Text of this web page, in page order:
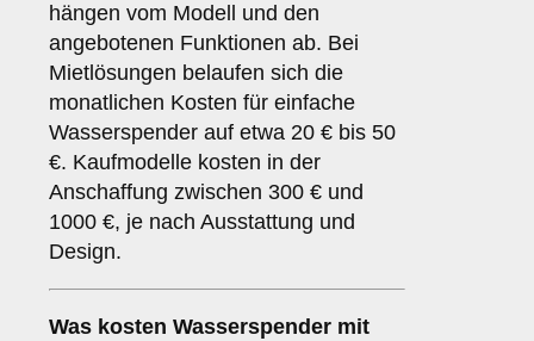
hängen vom Modell und den
angebotenen Funktionen ab. Bei
Mietlösungen belaufen sich die
monatlichen Kosten für einfache
Wasserspender auf etwa 20 € bis 50
€. Kaufmodelle kosten in der
Anschaffung zwischen 300 € und
1000 €, je nach Ausstattung und
Design.
Was kosten Wasserspender mit